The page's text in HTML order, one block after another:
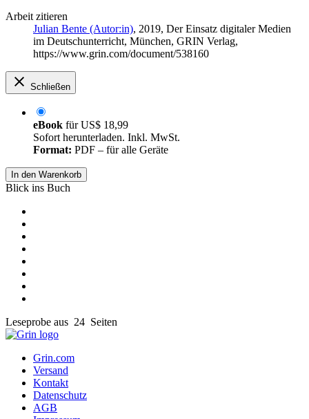
Arbeit zitieren
Julian Bente (Autor:in), 2019, Der Einsatz digitaler Medien
im Deutschunterricht, München, GRIN Verlag,
https://www.grin.com/document/538160
Schließen
eBook fürUS$ 18,99
Sofort herunterladen. Inkl. MwSt.
Format: PDF – für alle Geräte
In den Warenkorb
Blick ins Buch
Leseprobe aus 24 Seiten
Grin.com
Versand
Kontakt
Datenschutz
AGB